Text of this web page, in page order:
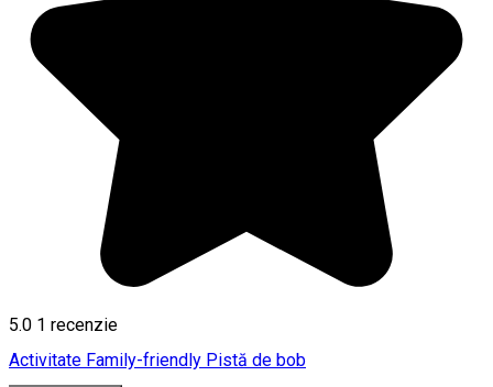
5.0 1 recenzie
Activitate Family-friendly Pistă de bob